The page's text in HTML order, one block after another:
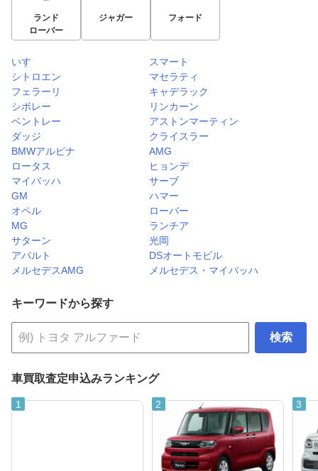
ランド
ローバー
ジャガー フォード
いすゞ
スマート
シトロエン
マセラティ
フェラーリ
キャデラック
シボレー
リンカーン
ベントレー
アストンマーティン
ダッジ
クライスラー
BMWアルピナ
AMG
ロータス
ヒョンデ
マイバッハ
サーブ
GM
ハマー
オペル
ローバー
MG
ランチア
サターン
光岡
アバルト
DSオートモビル
メルセデスAMG
メルセデス・マイバッハ
キーワードから探す
検索
車買取査定申込みランキング